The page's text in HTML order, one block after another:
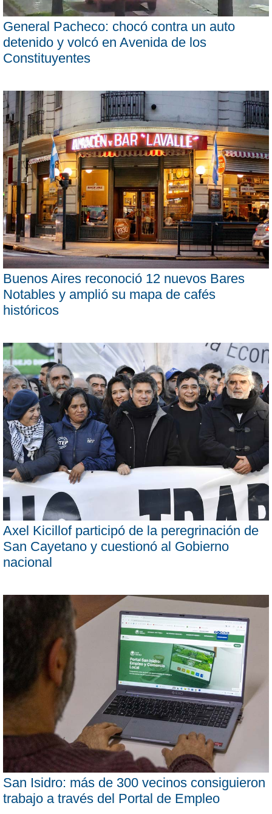
General Pacheco: chocó contra un auto
detenido y volcó en Avenida de los
Constituyentes
Buenos Aires reconoció 12 nuevos Bares
Notables y amplió su mapa de cafés
históricos
Axel Kicillof participó de la peregrinación de
San Cayetano y cuestionó al Gobierno
nacional
San Isidro: más de 300 vecinos consiguieron
trabajo a través del Portal de Empleo